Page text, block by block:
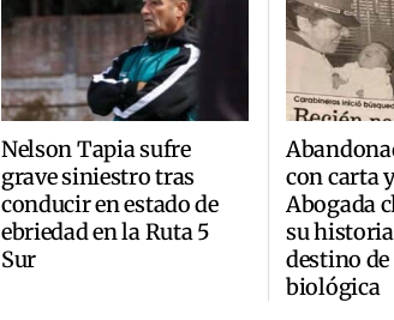
Nelson Tapia sufre
grave siniestro tras
conducir en estado de
ebriedad en la Ruta 5
Sur
con carta
Abogada
su
destino
biológica